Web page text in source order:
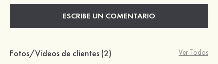
ESCRIBE UN COMENTARIO
Fotos/Vídeos de clientes (2) Ver Todos